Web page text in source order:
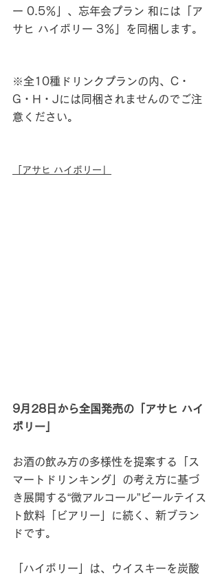
ー 0.5％」、忘年会プラン 和には「ア
サヒ ハイボリー 3％」を同梱します。
※全10種ドリンクプランの内、C・
G・H・Jには同梱されませんのでご注
意ください。
「アサヒ ハイボリー」
9月28日から全国発売の「アサヒ ハイ
ボリー」
お酒の飲み方の多様性を提案する「ス
マートドリンキング」の考え方に基づ
き展開する“微アルコール”ビールテイス
ト飲料「ビアリー」に続く、新ブラン
ドです。
「ハイボリー」は、ウイスキーを炭酸